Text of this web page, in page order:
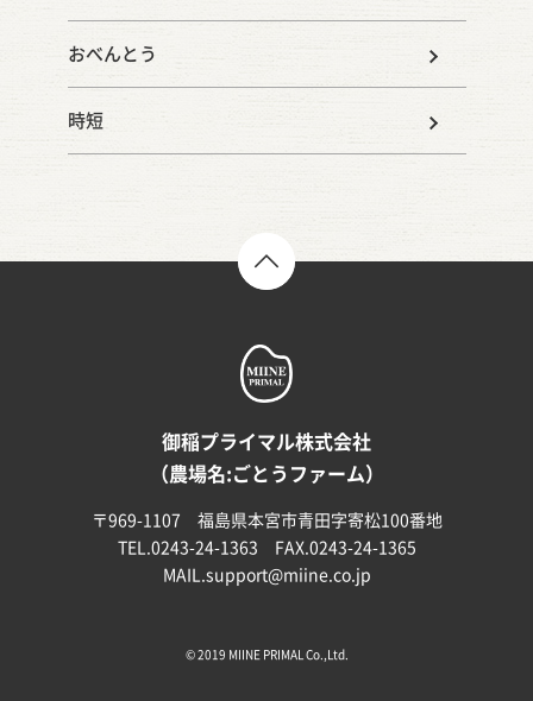
おべんとう
時短
御稲プライマル株式会社
（農場名:ごとうファーム）
〒969-1107 福島県本宮市青田字寄松100番地
TEL.0243-24-1363 FAX.0243-24-1365
MAIL. support@miine.co.jp
© 2019 MIINE PRIMAL Co.,Ltd.